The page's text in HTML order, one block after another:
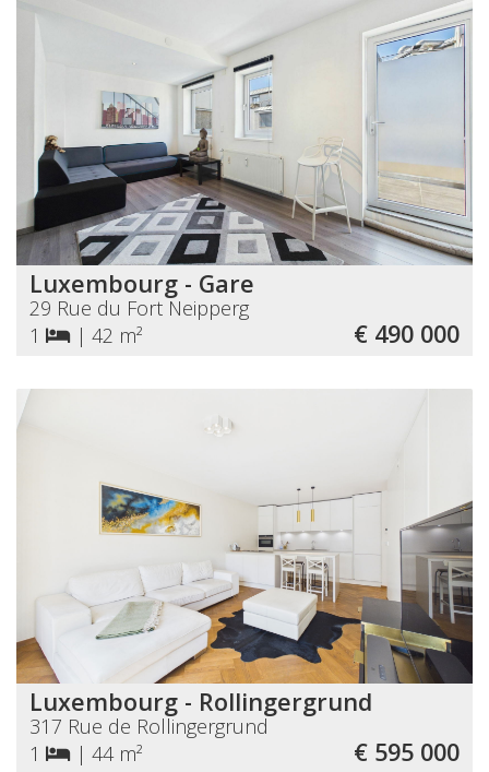
Luxembourg - Gare
29 Rue du Fort Neipperg
1
| 42 m² € 490 000
Luxembourg - Rollingergrund
317 Rue de Rollingergrund
1
| 44 m² € 595 000